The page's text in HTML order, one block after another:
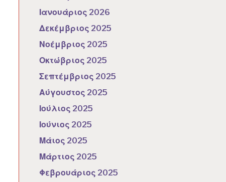
Ιανουάριος 2026
Δεκέμβριος 2025
Νοέμβριος 2025
Οκτώβριος 2025
Σεπτέμβριος 2025
Αύγουστος 2025
Ιούλιος 2025
Ιούνιος 2025
Μάιος 2025
Μάρτιος 2025
Φεβρουάριος 2025